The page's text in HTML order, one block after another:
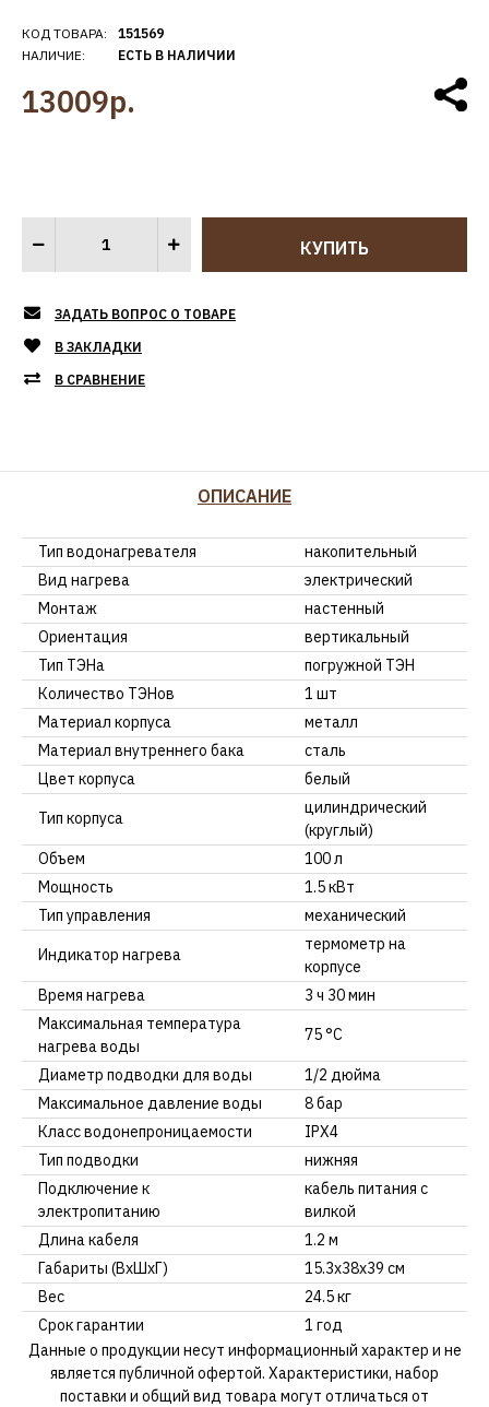
КОД ТОВАРА:
НАЛИЧИЕ:
151569
ЕСТЬ В НАЛИЧИИ
13009р.
ЗАДАТЬ ВОПРОС О ТОВАРЕ
В ЗАКЛАДКИ
В СРАВНЕНИЕ
ОПИСАНИЕ
Тип водонагревателя
накопительный
Вид нагрева
электрический
Монтаж
настенный
Ориентация
вертикальный
Тип ТЭНа
погружной ТЭН
Количество ТЭНов
1 шт
Материал корпуса
металл
Материал внутреннего бака
сталь
Цвет корпуса
белый
Тип корпуса
цилиндрический
(круглый)
Объем
100 л
Мощность
1.5 кВт
Тип управления
механический
Индикатор нагрева
термометр на
корпусе
Время нагрева
3 ч 30 мин
Максимальная температура
нагрева воды
75 °С
Диаметр подводки для воды
1/2 дюйма
Максимальное давление воды
8 бар
Класс водонепроницаемости
IPX4
Тип подводки
нижняя
Подключение к
электропитанию
кабель питания с
вилкой
Длина кабеля
1.2 м
Габариты (ВхШхГ)
15.3x38x39 см
Вес
24.5 кг
Срок гарантии
1 год
Данные о продукции несут информационный характер и не
является публичной офертой. Характеристики, набор
поставки и общий вид товара могут отличаться от